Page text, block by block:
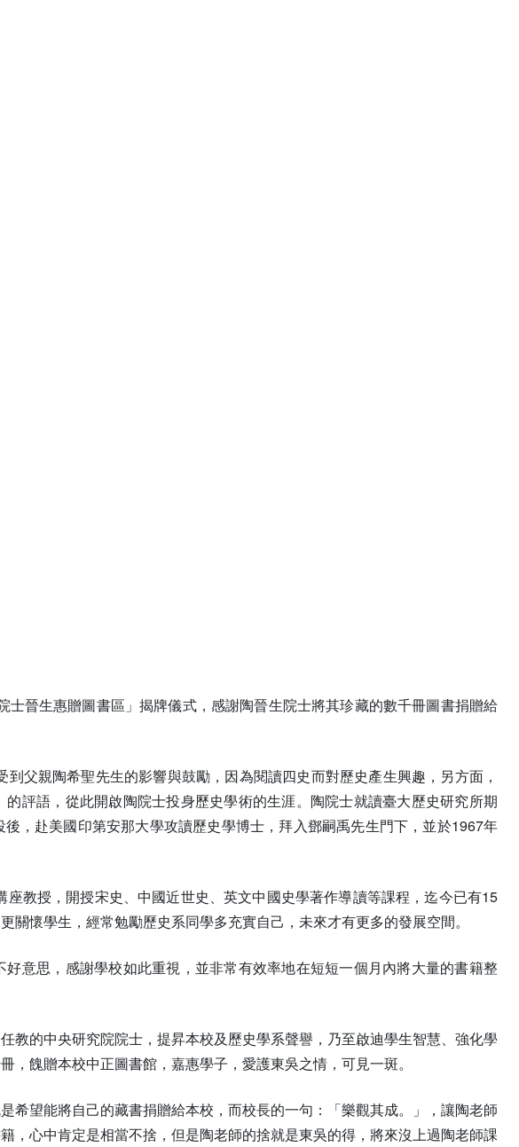
晉生惠贈圖書區」揭牌儀式，感謝陶晉生院士將其珍藏的數千冊圖書捐贈給
父親陶希聖先生的影響與鼓勵，因為閱讀四史而對歷史產生興趣，另方面，
評語，從此開啟陶院士投身歷史學術的生涯。陶院士就讀臺大歷史研究所期
，赴美國印第安那大學攻讀歷史學博士，拜入鄧嗣禹先生門下，並於1967年
教授，開授宋史、中國近世史、英文中國史學著作導讀等課程，迄今已有15
懷學生，經常勉勵歷史系同學多充實自己，未來才有更多的發展空間。
意思，感謝學校如此重視，並非常有效率地在短短一個月內將大量的書籍整
教的中央研究院院士，提昇本校及歷史學系聲譽，乃至啟迪學生智慧、強化學
餽贈本校中正圖書館，嘉惠學子，愛護東吳之情，可見一斑。
希望能將自己的藏書捐贈給本校，而校長的一句：「樂觀其成。」，讓陶老師
，心中肯定是相當不捨，但是陶老師的捨就是東吳的得，將來沒上過陶老師課